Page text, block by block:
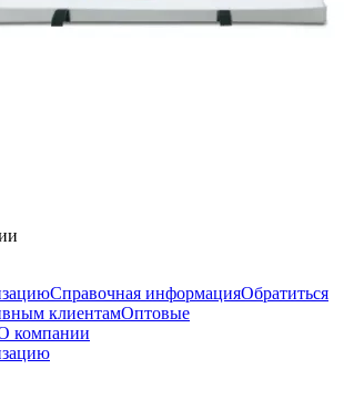
Справочная информацияОбратиться
клиентамОптовые
компании